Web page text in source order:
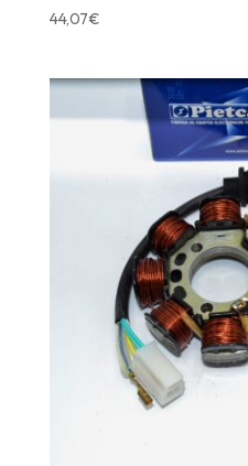
44,07€